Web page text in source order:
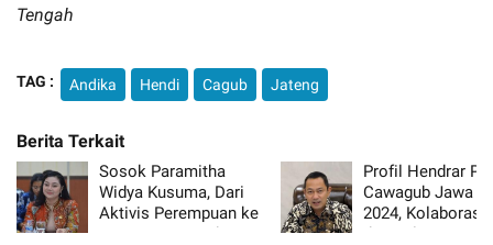
Tengah
TAG : Andika Hendi Cagub Jateng
Sosok Paramitha
Widya Kusuma, Dari
Aktivis Perempuan ke
Kursi Bupati Brebes
Profil Hendrar
Cawagub Jawa
2024, Kolaborasi
dan Militer untuk